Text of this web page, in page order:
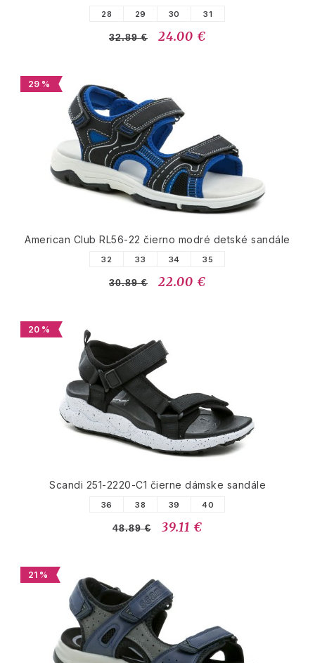
28 29 30 31
32.89 € 24.00 €
29 %
American Club RL56-22 čierno modré detské sandále
32 33 34 35
30.89 € 22.00 €
20 %
Scandi 251-2220-C1 čierne dámske sandále
36 38 39 40
48.89 € 39.11 €
21 %